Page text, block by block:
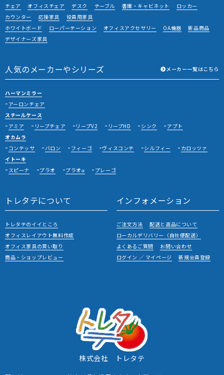
チェア オフィスチェア デスク テーブル 書庫・キャビネット
ロッカー
カウンター
応接家具
役員用家具
ホワイトボード
ローパーテーション オフィスアクセサリー OA機器
新品商品
デザイナーズ家具
人気のメーカーやシリーズ メーカー一覧はこちら
ハーマンミラー
アーロンチェア
スチールケース
アミア
リープチェア リープV2 リープHD シンク
アプト
オカムラ
コンテッサ
バロン フィーゴ ヴィスコンテ シルフィー
カロッツァ
イトーキ
スピーナ
プラオ プラオα プレーゴ
トレタテについて
トレタテのイイところ
オフィスレイアウト無料作成
オフィス家具の買い取り
商品・ショップレビュー
インフォメーション
ご注文方法
配送と返品について
ローカルデリバリー（自社便配送）
よくあるご質問
お問い合わせ
ログイン ／ マイページ
新規会員登録
株式会社 トレタテ